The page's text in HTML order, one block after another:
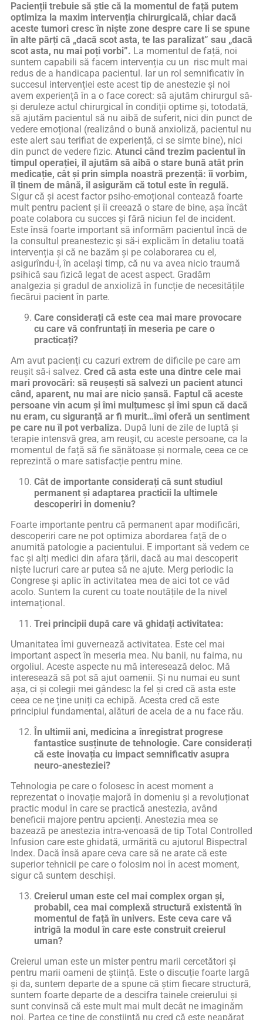
Pacienții trebuie să știe că la momentul de față putem
optimiza la maxim intervenția chirurgicală, chiar dacă
aceste tumori cresc în niște zone despre care li se spune
în alte părți că „dacă scot asta, te las paralizat” sau „dacă
scot asta, nu mai poți vorbi”. La momentul de față, noi
suntem capabili să facem intervenția cu un risc mult mai
redus de a handicapa pacientul. Iar un rol semnificativ în
succesul intervenției este acest tip de anestezie și noi
avem experiență în a o face corect: să ajutăm chirurgul să-
și deruleze actul chirurgical în condiții optime și, totodată,
să ajutăm pacientul să nu aibă de suferit, nici din punct de
vedere emoțional (realizând o bună anxioliză, pacientul nu
este alert sau terifiat de experiență, ci se simte bine), nici
din punct de vedere fizic. Atunci când trezim pacientul în
timpul operației, îl ajutăm să aibă o stare bună atât prin
medicație, cât și prin simpla noastră prezență: îi vorbim,
îl ținem de mână, îl asigurăm că totul este în regulă.
Sigur că și acest factor psiho-emoțional contează foarte
mult pentru pacient și îi creează o stare de bine, așa încât
poate colabora cu succes și fără niciun fel de incident.
Este însă foarte important să informăm pacientul încă de
la consultul preanestezic și să-i explicăm în detaliu toată
intervenția și că ne bazăm și pe colaborarea cu el,
asigurîndu-l, în același timp, că nu va avea nicio traumă
psihică sau fizică legat de acest aspect. Gradăm
analgezia și gradul de anxioliză în funcție de necesitățile
fiecărui pacient în parte.
Care considerați că este cea mai mare provocare
cu care vă confruntați în meseria pe care o
practicați?
Am avut pacienți cu cazuri extrem de dificile pe care am
reușit să-i salvez. Cred că asta este una dintre cele mai
mari provocări: să reușești să salvezi un pacient atunci
când, aparent, nu mai are nicio șansă. Faptul că aceste
persoane vin acum și îmi mulțumesc și îmi spun că dacă
nu eram, cu siguranță ar fi murit…îmi oferă un sentiment
pe care nu îl pot verbaliza. După luni de zile de luptă și
terapie intensvă grea, am reușit, cu aceste persoane, ca la
momentul de față să fie sănătoase și normale, ceea ce ce
reprezintă o mare satisfacție pentru mine.
Cât de importante considerați că sunt studiul
permanent și adaptarea practicii la ultimele
descoperiri in domeniu?
Foarte importante pentru că permanent apar modificări,
descoperiri care ne pot optimiza abordarea față de o
anumită patologie a pacientului. E important să vedem ce
fac și alți medici din afara țării, dacă au mai descoperit
niște lucruri care ar putea să ne ajute. Merg periodic la
Congrese și aplic în activitatea mea de aici tot ce văd
acolo. Suntem la curent cu toate noutățile de la nivel
internațional.
Trei principii după care vă ghidați activitatea:
Umanitatea îmi guvernează activitatea. Este cel mai
important aspect în meseria mea. Nu banii, nu faima, nu
orgoliul. Aceste aspecte nu mă interesează deloc. Mă
interesează să pot să ajut oamenii. Și nu numai eu sunt
așa, ci și colegii mei gândesc la fel și cred că asta este
ceea ce ne ține uniți ca echipă. Acesta cred că este
principiul fundamental, alături de acela de a nu face rău.
În ultimii ani, medicina a înregistrat progrese
fantastice susținute de tehnologie. Care considerați
că este inovația cu impact semnificativ asupra
neuro-anesteziei?
Tehnologia pe care o folosesc în acest moment a
reprezentat o inovație majoră în domeniu și a revoluționat
practic modul în care se practică anestezia, având
beneficii majore pentru apcienți. Anestezia mea se
bazează pe anestezia intra-venoasă de tip Total Controlled
Infusion care este ghidată, urmărită cu ajutorul Bispectral
Index. Dacă însă apare ceva care să ne arate că este
superior tehnicii pe care o folosim noi în acest moment,
sigur că suntem deschiși.
Creierul uman este cel mai complex organ și,
probabil, cea mai complexă structură existentă în
momentul de față în univers. Este ceva care vă
intrigă la modul în care este construit creierul
uman?
Creierul uman este un mister pentru marii cercetători și
pentru marii oameni de știință. Este o discuție foarte largă
și da, suntem departe de a spune că știm fiecare structură,
suntem foarte departe de a descifra tainele creierului și
sunt convinsă că este mult mai mult decât ne imaginăm
noi. Partea ce ține de conștiință nu cred că este neapărat